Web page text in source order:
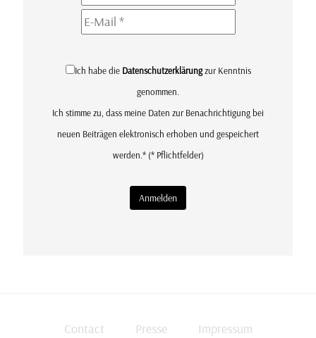
Ich habe die Datenschutzerklärungzur Kenntnis
genommen.
Ich stimme zu, dass meine Daten zur Benachrichtigung bei
neuen Beiträgen elektronisch erhoben und gespeichert
werden.*(* Pflichtfelder)
Contact Presse
Impressum